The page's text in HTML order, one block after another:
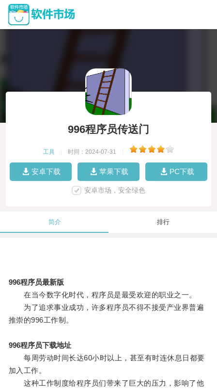
996程序员传送门
工具 时间：2024-07-31
安卓下载 苹果下载 PC下载
安卓市场，安全绿色
简介 排行
996程序员最新版
在当今数字化时代，程序员是最受欢迎的职业之一。
为了追求事业成功，许多程序员不得不接受产业界普遍
推崇的996工作制。
996程序员下载地址
每周劳动时间长达60小时以上，甚至有时连休息日都要
加入工作。
这种工作制度给程序员们带来了巨大的压力，影响了他